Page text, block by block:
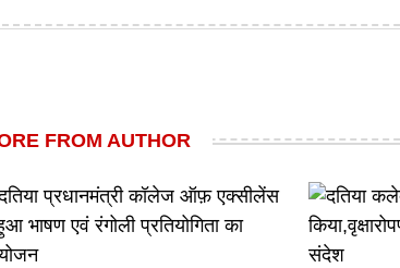
FROM AUTHOR